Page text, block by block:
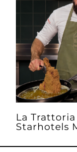
La
Starhotels